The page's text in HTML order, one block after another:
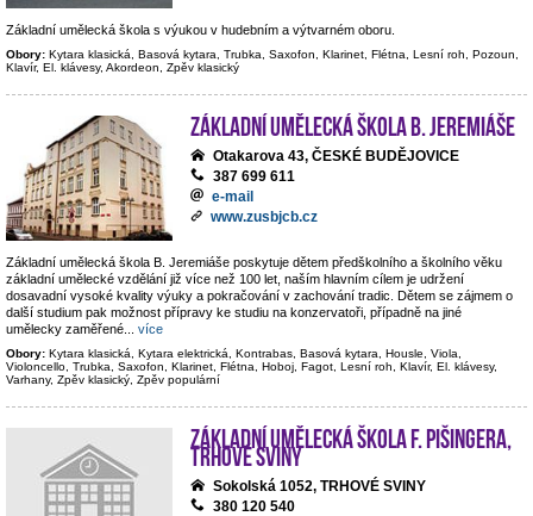
Základní umělecká škola s výukou v hudebním a výtvarném oboru.
Obory: Kytara klasická, Basová kytara, Trubka, Saxofon, Klarinet, Flétna, Lesní roh, Pozoun,
Klavír, El. klávesy, Akordeon, Zpěv klasický
Základní umělecká škola B. Jeremiáše
Otakarova 43, ČESKÉ BUDĚJOVICE
387 699 611
e-mail
www.zusbjcb.cz
Základní umělecká škola B. Jeremiáše poskytuje dětem předškolního a školního věku
základní umělecké vzdělání již více než 100 let, naším hlavním cílem je udržení
dosavadní vysoké kvality výuky a pokračování v zachování tradic. Dětem se zájmem o
další studium pak možnost přípravy ke studiu na konzervatoři, případně na jiné
umělecky zaměřené
více
Obory: Kytara klasická, Kytara elektrická, Kontrabas, Basová kytara, Housle, Viola,
Violoncello, Trubka, Saxofon, Klarinet, Flétna, Hoboj, Fagot, Lesní roh, Klavír, El. klávesy,
Varhany, Zpěv klasický, Zpěv populární
Základní umělecká škola F. Pišingera,
Trhové Sviny
Sokolská 1052, TRHOVÉ SVINY
380 120 540